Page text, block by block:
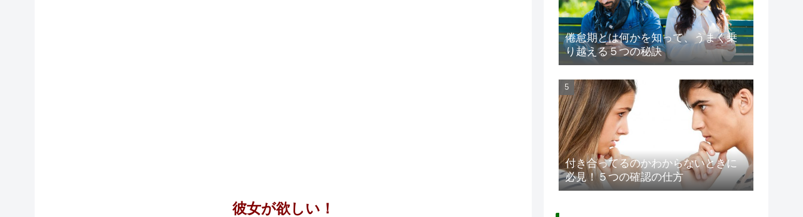
彼女が欲しい！
倦怠期とは何かを知って、うまく乗
り越える５つの秘訣
付き合ってるのかわからないときに
必見！５つの確認の仕方